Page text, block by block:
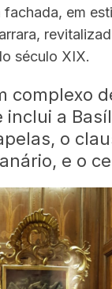
fachada, em
século XIX.
complexo
inclui a
o
e o